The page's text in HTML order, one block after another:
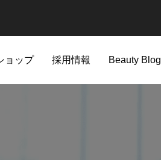
ョップ 採用情報 Beauty Blog